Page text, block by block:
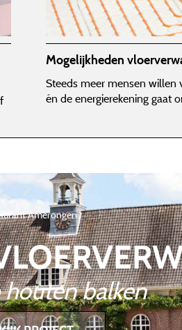
Mogelijkheden
Steeds meer mensen willen
én de energierekening gaat
Amerongen
balken